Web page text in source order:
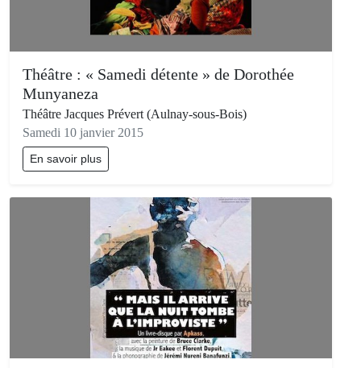
Théâtre : « Samedi détente » de Dorothée
Munyaneza
Théâtre Jacques Prévert (Aulnay-sous-Bois)
Samedi 10 janvier 2015
En savoir plus